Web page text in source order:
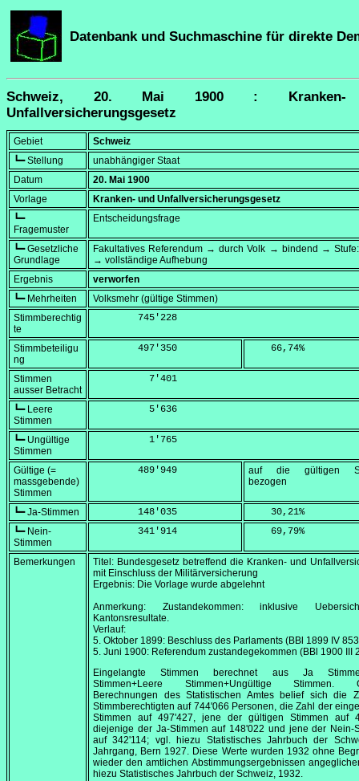
Datenbank und Suchmaschine für direkte
Schweiz, 20. Mai 1900 : Kranken-
Unfallversicherungsgesetz
Gebiet
Schweiz
┗━ Stellung
unabhängiger Staat
Datum
20. Mai 1900
Vorlage
Kranken- und Unfallversicherungsgesetz
┗━
Fragemuster
Entscheidungsfrage
┗━ Gesetzliche
Grundlage
Fakultatives Referendum → durch Volk → bindend →
→ vollständige Aufhebung
Ergebnis
verworfen
┗━ Mehrheiten
Volksmehr (gültige Stimmen)
Stimmberechtig
te
        745'228
Stimmbeteiligu
ng
        497'350
    66,74
%
Stimmen
ausser Betracht
          7'401
┗━ Leere
Stimmen
          5'636
┗━ Ungültige
Stimmen
          1'765
Gültige (=
massgebende)
Stimmen
        489'949
auf die gültigen
bezogen
┗━ Ja-Stimmen
        148'035
    30,21
%
┗━ Nein-
Stimmen
        341'914
    69,79
%
Bemerkungen
Titel: Bundesgesetz betreffend die Kranken- und
mit Einschluss der Militärversicherung
Ergebnis: Die Vorlage wurde abgelehnt
Anmerkung: Zustandekommen: inklusive
Kantonsresultate.
Verlauf:
5. Oktober 1899: Beschluss des Parlaments (BBl 1899 IV
5. Juni 1900: Referendum zustandegekommen (BBl 1900 III
Eingelangte Stimmen berechnet aus Ja
Stimmen+Leere Stimmen+Ungültige Stimmen.
Berechnungen des Statistischen Amtes belief sich die
Stimmberechtigten auf 744'066 Personen, die Zahl der
Stimmen auf 497'427, jene der gültigen Stimmen auf
diejenige der Ja-Stimmen auf 148'022 und jene der Nein-
auf 342'114; vgl. hiezu Statistisches Jahrbuch der
Jahrgang, Bern 1927. Diese Werte wurden 1932 ohne
wieder den amtlichen Abstimmungsergebnissen
hiezu Statistisches Jahrbuch der Schweiz, 1932.